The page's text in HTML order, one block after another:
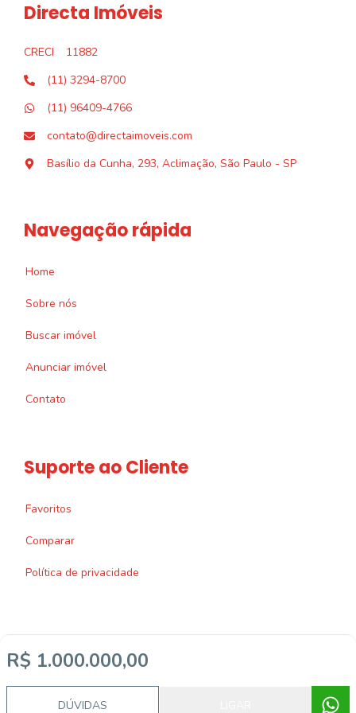
R$ 1.000.000,00
DÚVIDAS
Directa Imóveis
CRECI
11882
(11) 3294-8700
(11) 96409-4766
contato@directaimoveis.com
Basílio da Cunha, 293, Aclimação, São Paulo - SP
Navegação rápida
Home
Sobre nós
Buscar imóvel
Anunciar imóvel
Contato
Suporte ao Cliente
Favoritos
Comparar
Política de privacidade
Imobiliária Certificada:
Selo de Tecnologia Loft